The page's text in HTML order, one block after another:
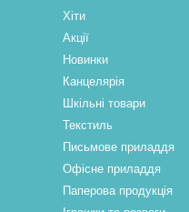
Хіти
Акції
Новинки
Канцелярія
Шкільні товари
Текстиль
Письмове приладдя
Офісне приладдя
Паперова продукцiя